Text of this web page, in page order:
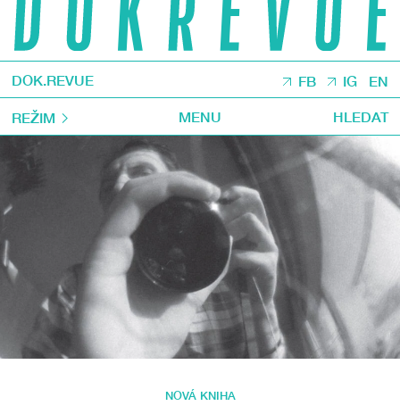
DOK.REVUE FB IG EN
REŽIM MENU HLEDAT
NOVÁ KNIHA